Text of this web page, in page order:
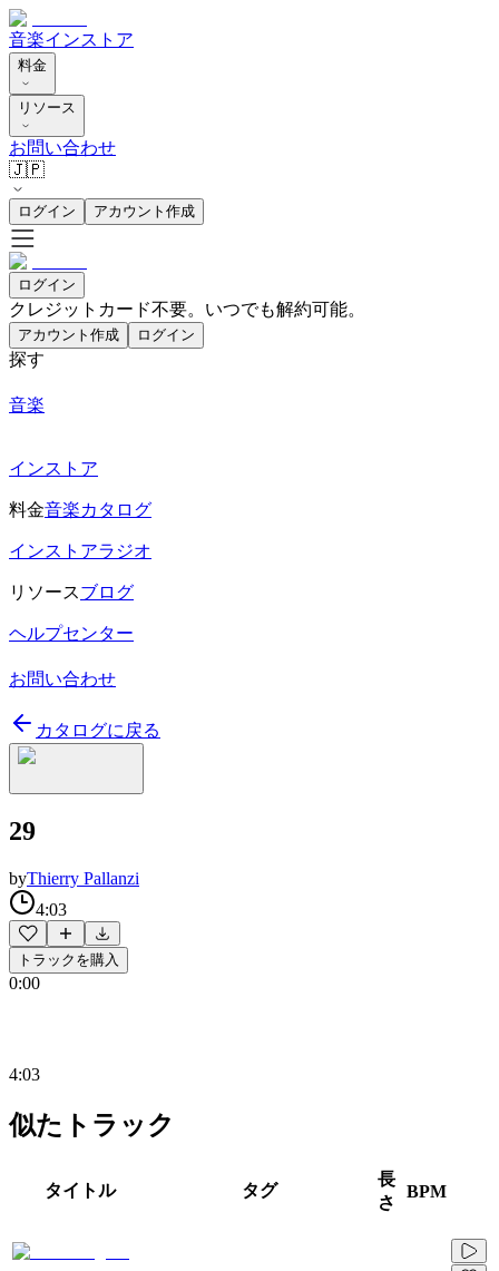
音楽インストア
料金
リソース
お問い合わせ
🇯🇵
ログイン アカウント作成
ログイン
クレジットカード不要。いつでも解約可能。
アカウント作成 ログイン
探す
音楽
インストア
料金音楽カタログ
インストアラジオ
リソースブログ
ヘルプセンター
お問い合わせ
カタログに戻る
29
byThierry Pallanzi
4:03
トラックを購入
0:00
4:03
似たトラック
タイトル タグ
長
さ
BPM